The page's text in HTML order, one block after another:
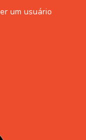
um usuário